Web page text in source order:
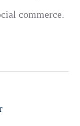
commerce.